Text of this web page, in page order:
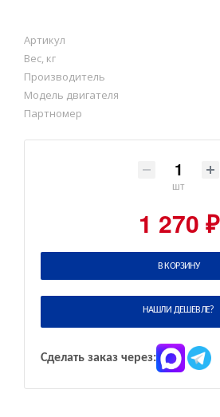
Артикул
Вес, кг
Производитель
Модель двигателя
Партномер
шт
1 270 ₽
В КОРЗИНУ
НАШЛИ ДЕШЕВЛЕ?
Сделать заказ через: